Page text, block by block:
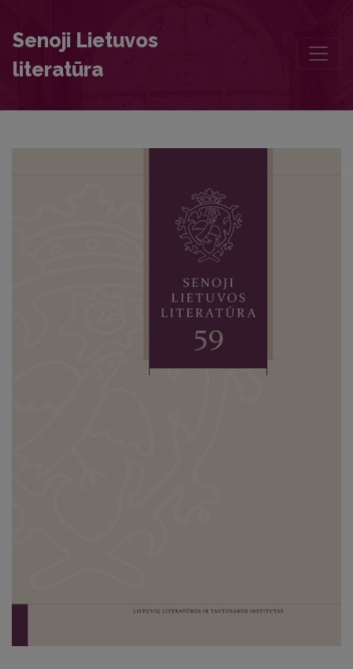
Senoji Lietuvos
literatūra